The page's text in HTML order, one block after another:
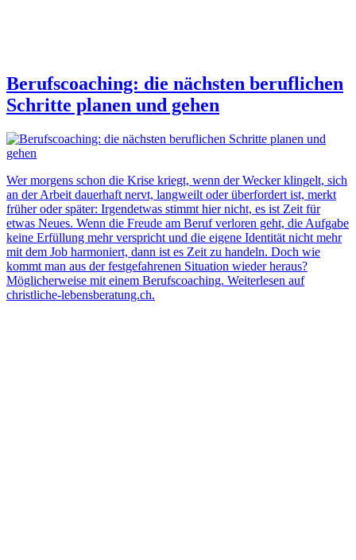
Berufscoaching: die nächsten beruflichen
Schritte planen und gehen
Wer morgens schon die Krise kriegt, wenn der Wecker klingelt, sich
an der Arbeit dauerhaft nervt, langweilt oder überfordert ist, merkt
früher oder später: Irgendetwas stimmt hier nicht, es ist Zeit für
etwas Neues. Wenn die Freude am Beruf verloren geht, die Aufgabe
keine Erfüllung mehr verspricht und die eigene Identität nicht mehr
mit dem Job harmoniert, dann ist es Zeit zu handeln. Doch wie
kommt man aus der festgefahrenen Situation wieder heraus?
Möglicherweise mit einem Berufscoaching. Weiterlesen auf
christliche-lebensberatung.ch.